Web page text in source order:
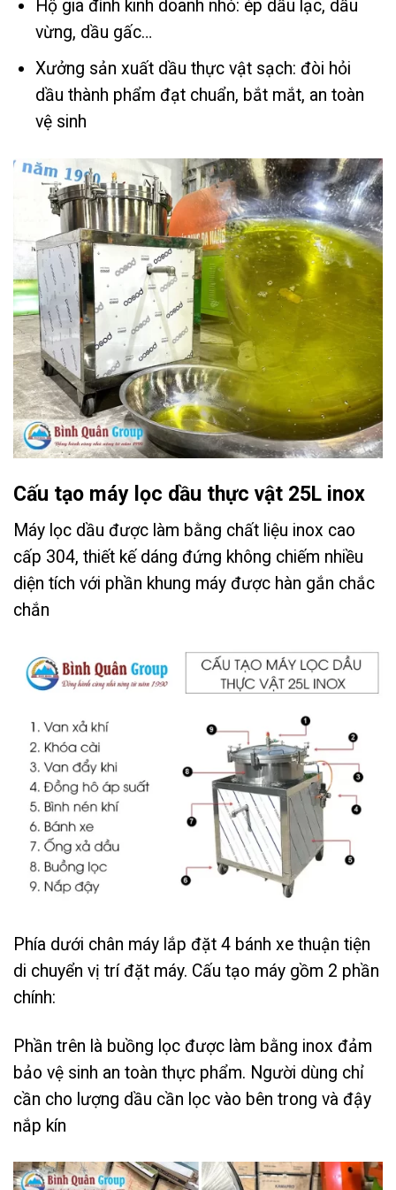
Hộ gia đình kinh doanh nhỏ: ép dầu lạc, dầu
vừng, dầu gấc…
Xưởng sản xuất dầu thực vật sạch: đòi hỏi
dầu thành phẩm đạt chuẩn, bắt mắt, an toàn
vệ sinh
Cấu tạo máy lọc dầu thực vật 25L inox
Máy lọc dầu được làm bằng chất liệu inox cao
cấp 304, thiết kế dáng đứng không chiếm nhiều
diện tích với phần khung máy được hàn gắn chắc
chắn
Phía dưới chân máy lắp đặt 4 bánh xe thuận tiện
di chuyển vị trí đặt máy. Cấu tạo máy gồm 2 phần
chính:
Phần trên là buồng lọc được làm bằng inox đảm
bảo vệ sinh an toàn thực phẩm. Người dùng chỉ
cần cho lượng dầu cần lọc vào bên trong và đậy
nắp kín